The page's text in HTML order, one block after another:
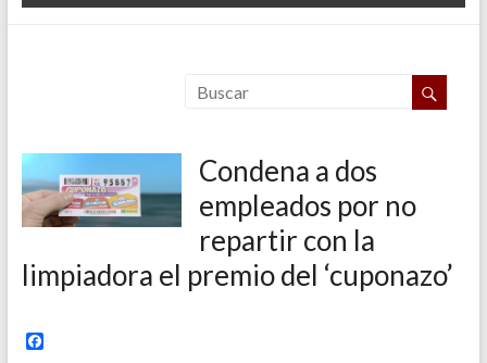
Condena a dos
empleados por no
repartir con la
limpiadora el premio del ‘cuponazo’
F